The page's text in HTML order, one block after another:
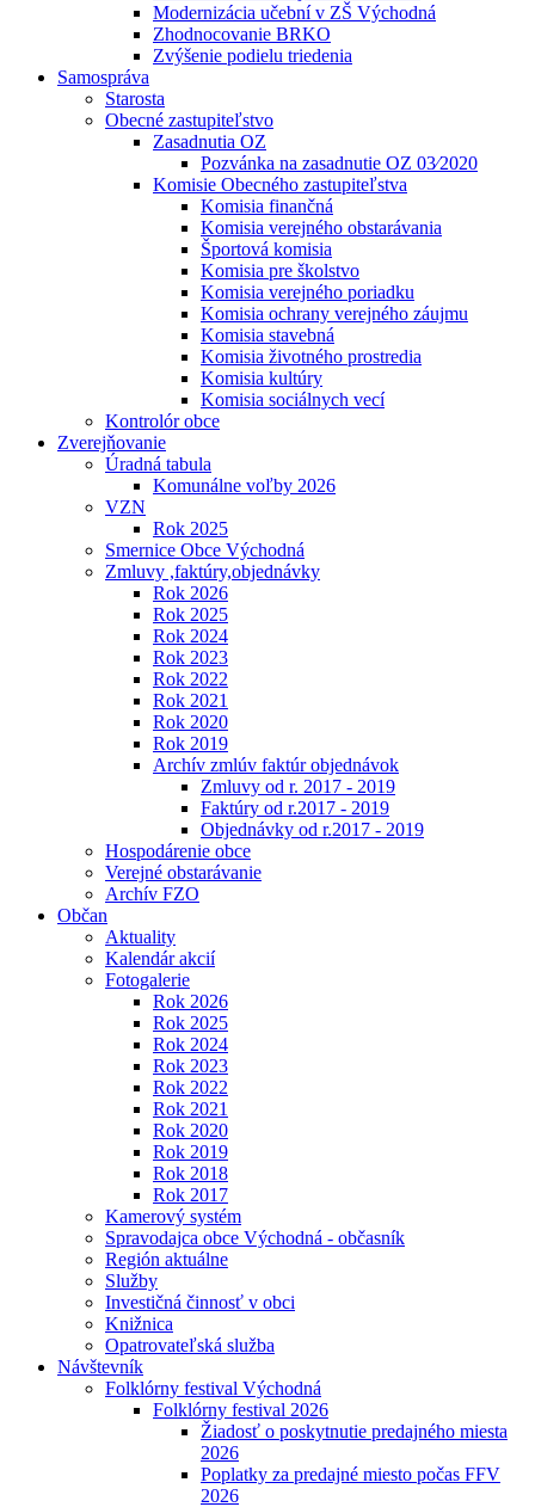
Modernizácia učební v ZŠ Východná
Zhodnocovanie BRKO
Zvýšenie podielu triedenia
Samospráva
Starosta
Obecné zastupiteľstvo
Zasadnutia OZ
Pozvánka na zasadnutie OZ 03⁄2020
Komisie Obecného zastupiteľstva
Komisia finančná
Komisia verejného obstarávania
Športová komisia
Komisia pre školstvo
Komisia verejného poriadku
Komisia ochrany verejného záujmu
Komisia stavebná
Komisia životného prostredia
Komisia kultúry
Komisia sociálnych vecí
Kontrolór obce
Zverejňovanie
Úradná tabula
Komunálne voľby 2026
VZN
Rok 2025
Smernice Obce Východná
Zmluvy ,faktúry,objednávky
Rok 2026
Rok 2025
Rok 2024
Rok 2023
Rok 2022
Rok 2021
Rok 2020
Rok 2019
Archív zmlúv faktúr objednávok
Zmluvy od r. 2017 - 2019
Faktúry od r.2017 - 2019
Objednávky od r.2017 - 2019
Hospodárenie obce
Verejné obstarávanie
Archív FZO
Občan
Aktuality
Kalendár akcií
Fotogalerie
Rok 2026
Rok 2025
Rok 2024
Rok 2023
Rok 2022
Rok 2021
Rok 2020
Rok 2019
Rok 2018
Rok 2017
Kamerový systém
Spravodajca obce Východná - občasník
Región aktuálne
Služby
Investičná činnosť v obci
Knižnica
Opatrovateľská služba
Návštevník
Folklórny festival Východná
Folklórny festival 2026
Žiadosť o poskytnutie predajného miesta
2026
Poplatky za predajné miesto počas FFV
2026